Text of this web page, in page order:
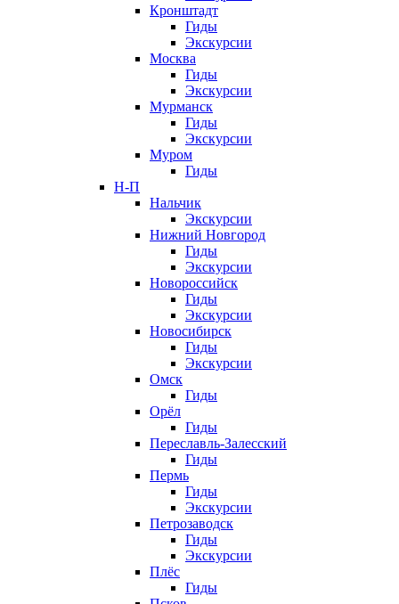
Кронштадт
Гиды
Экскурсии
Москва
Гиды
Экскурсии
Мурманск
Гиды
Экскурсии
Муром
Гиды
Н-П
Нальчик
Экскурсии
Нижний Новгород
Гиды
Экскурсии
Новороссийск
Гиды
Экскурсии
Новосибирск
Гиды
Экскурсии
Омск
Гиды
Орёл
Гиды
Переславль-Залесский
Гиды
Пермь
Гиды
Экскурсии
Петрозаводск
Гиды
Экскурсии
Плёс
Гиды